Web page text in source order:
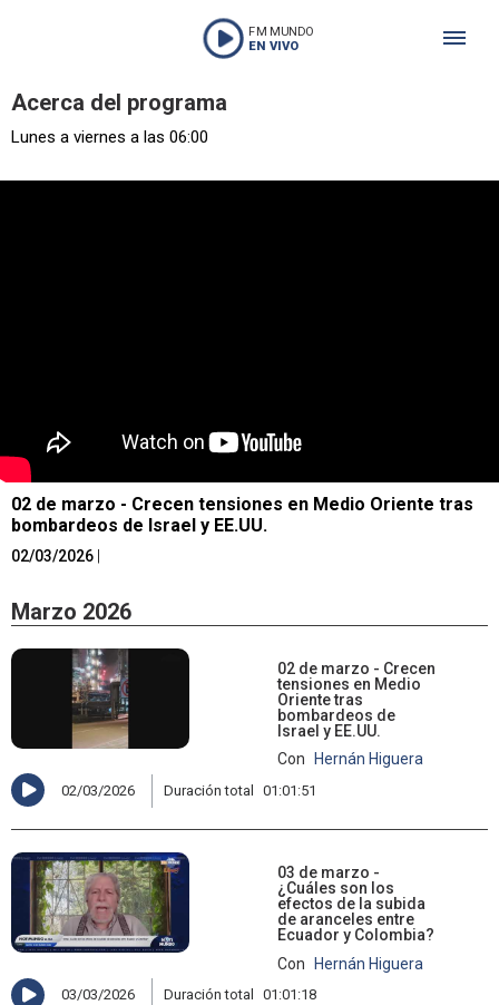
FM MUNDO
EN VIVO
02 de marzo - Crecen tensiones en Medio Oriente tras
bombardeos de Israel y EE.UU.
02/03/2026
Marzo 2026
02 de marzo - Crecen
tensiones en Medio
Oriente tras
bombardeos de
Israel y EE.UU.
Con
Hernán Higuera
02/03/2026 Duración total 01:01:51
03 de marzo -
¿Cuáles son los
efectos de la subida
de aranceles entre
Ecuador y Colombia?
Con
Hernán Higuera
03/03/2026 Duración total 01:01:18
Acerca del programa
Lunes a viernes a las 06:00